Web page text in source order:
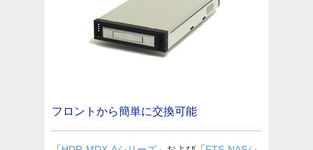
フロントから簡単に交換可能